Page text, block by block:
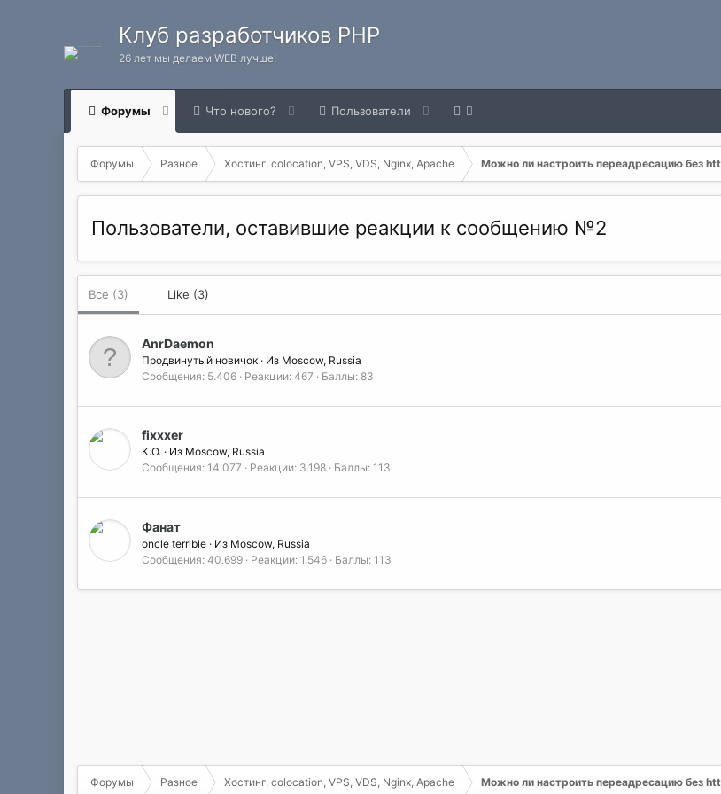
Клуб разработчиков PHP
26 лет мы делаем WEB лучше!
Форумы Что нового? Пользователи
Форумы Разное Хостинг, colocation, VPS, VDS, Nginx, Apache Можно ли настроить переадресацию без
Пользователи, оставившие реакции к сообщению №2
Все (3) Like (3)
AnrDaemon
Продвинутый новичок · Из Moscow, Russia
Сообщения 5.406 Реакции 467 Баллы 83
fixxxer
К.О. · Из Moscow, Russia
Сообщения 14.077 Реакции 3.198 Баллы 113
Фанат
oncle terrible · Из Moscow, Russia
Сообщения 40.699 Реакции 1.546 Баллы 113
Форумы Разное Хостинг, colocation, VPS, VDS, Nginx, Apache Можно ли настроить переадресацию без